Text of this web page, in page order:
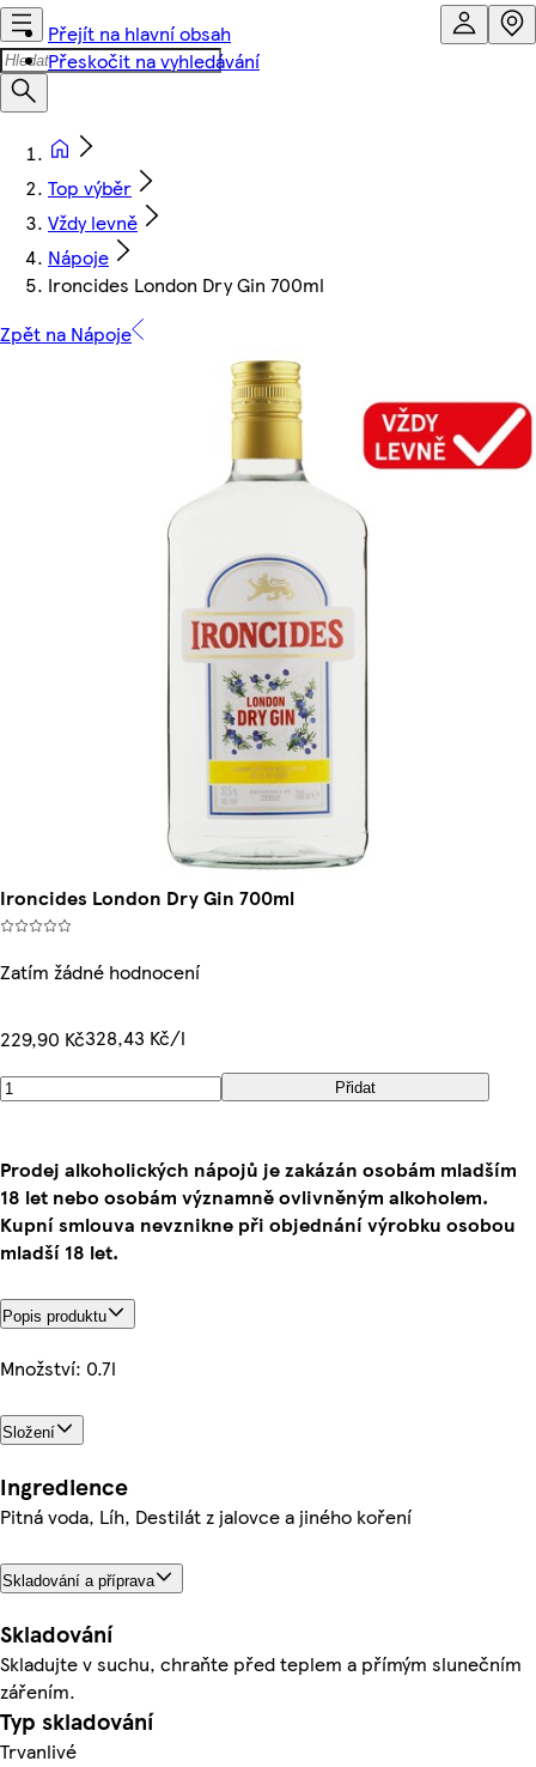
Přejít na hlavní obsah
Přeskočit na vyhledávání
Top výběr
Vždy levně
Nápoje
Ironcides London Dry Gin 700ml
Zpět na Nápoje
Ironcides London Dry Gin 700ml
Zatím žádné hodnocení
229,90 Kč328,43 Kč/l
Přidat
Prodej alkoholických nápojů je zakázán osobám mladším
18 let nebo osobám významně ovlivněným alkoholem.
Kupní smlouva nevznikne při objednání výrobku osobou
mladší 18 let.
Popis produktu
Množství: 0.7l
Složení
Ingredience
Pitná voda, Líh, Destilát z jalovce a jiného koření
Skladování a příprava
Skladování
Skladujte v suchu, chraňte před teplem a přímým slunečním
zářením.
Typ skladování
Trvanlivé